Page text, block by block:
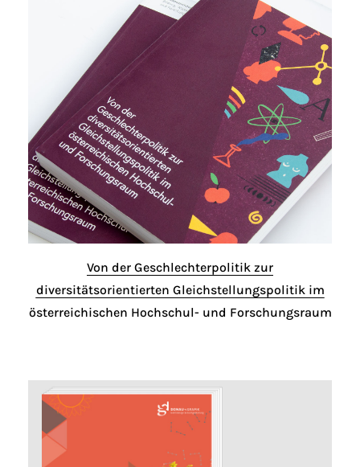
Von der Geschlechterpolitik zur
diversitätsorientierten Gleichstellungspolitik im
österreichischen Hochschul- und Forschungsraum